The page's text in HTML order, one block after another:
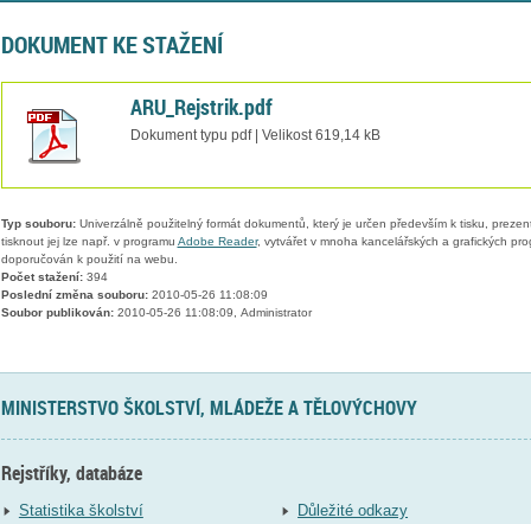
DOKUMENT KE STAŽENÍ
ARU_Rejstrik.pdf
Dokument typu pdf | Velikost 619,14 kB
Typ souboru:Univerzálně použitelný formát dokumentů, který je určen především k tisku,
tisknout jej lze např. v programu Adobe Reader, vytvářet v mnoha kancelářských a grafických
doporučován k použití na webu.
Počet stažení:394
Poslední změna souboru:2010-05-26 11:08:09
Soubor publikován:2010-05-26 11:08:09, Administrator
MINISTERSTVO ŠKOLSTVÍ, MLÁDEŽE A TĚLOVÝCHOVY
Rejstříky, databáze
Statistika školství
Důležité odkazy